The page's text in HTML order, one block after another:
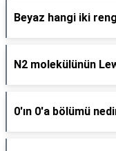
Beyaz hangi iki
N2 molekülünün
0'ın 0'a bölümü